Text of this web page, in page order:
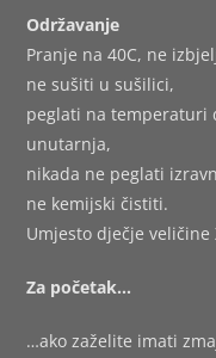
Održavanje
Pranje na 40C, ne
ne sušiti u sušilici,
peglati na temperaturi
unutarnja,
nikada ne peglati
ne kemijski čistiti.
Umjesto dječje veličine
Za početak…
…ako zaželite imati